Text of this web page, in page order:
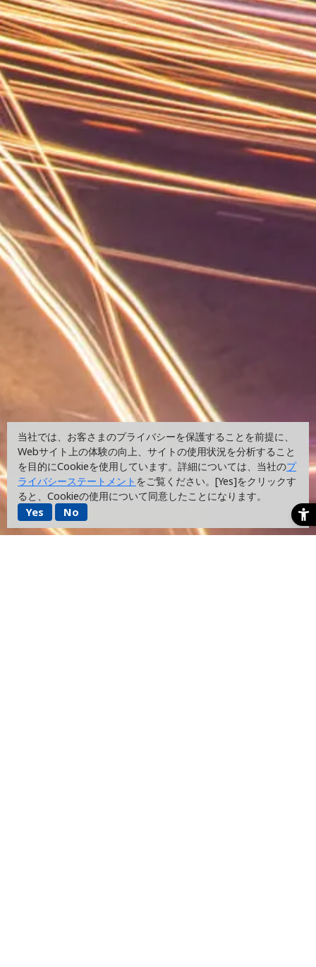
当社では、お客さまのプライバシーを保護することを前提に、
Webサイト上の体験の向上、サイトの使用状況を分析すること
を目的にCookieを使用しています。詳細については、当社のプ
ライバシーステートメント をご覧ください。[Yes]をクリックす
ると、Cookieの使用について同意したことになります。
Yes
No
当社では、お客さまのプライバシーを保護することを前提に、
Webサイト上の体験の向上、サイトの使用状況を分析すること
を目的にCookieを使用しています。詳細については、当社のプ
ライバシーステートメント をご覧ください。[Yes]をクリックす
ると、Cookieの使用について同意したことになります。
Yes
No